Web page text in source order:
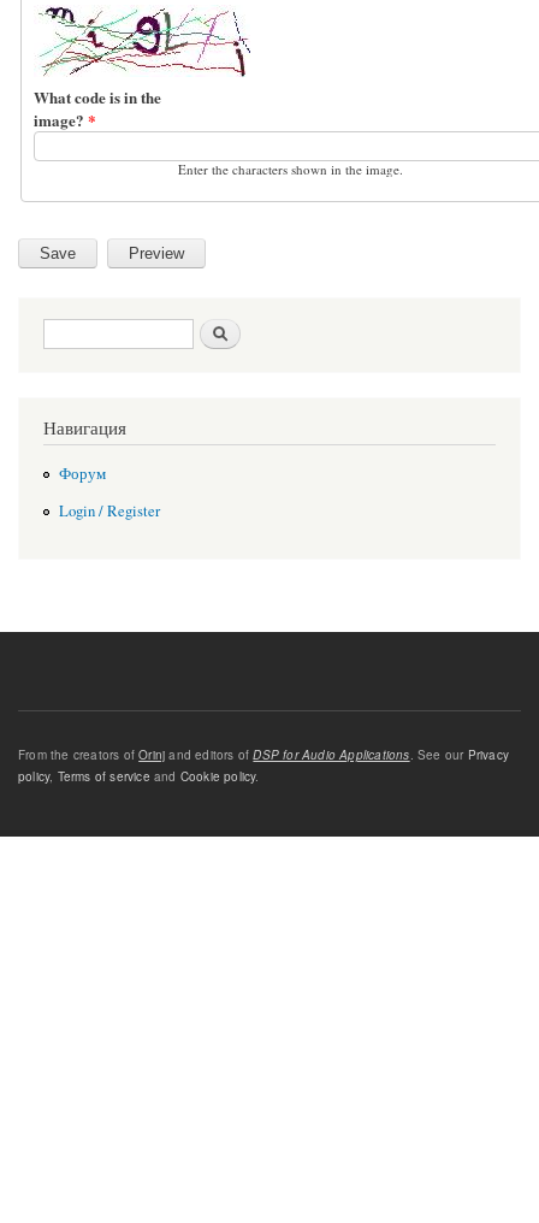
What code is in the
image? *
Enter the characters shown in the image.
Search form
Навигация
Форум
Login / Register
From the creators ofOrinj and editors ofDSP for Audio Applications . See our Privacy
policy, Terms of service and Cookie policy.